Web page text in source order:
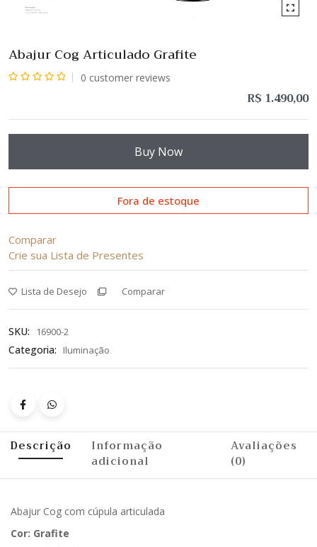
Abajur Cog Articulado Grafite
0 customer reviews
R$ 1.490,00
Buy Now
Fora de estoque
Comparar
Crie sua Lista de Presentes
Lista de Desejo Comparar
SKU: 16900-2
Categoria: Iluminação
Descrição
Informação
adicional
Avaliações
(0)
Abajur Cog com cúpula articulada
Cor: Grafite